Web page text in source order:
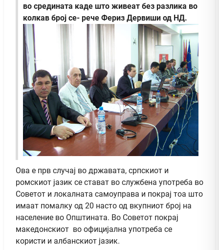
во средината каде што живеат без разлика во
колкав број се- рече Фериз Дервиши од НД.
Ова е прв случај во државата, српскиот и
ромскиот јазик се стават во службена употреба во
Советот и локалната самоуправа и покрај тоа што
имаат помалку од 20 насто од вкупниот број на
население во Општината. Во Советот покрај
македонскиот во официјална употреба се
користи и албанскиот јазик.